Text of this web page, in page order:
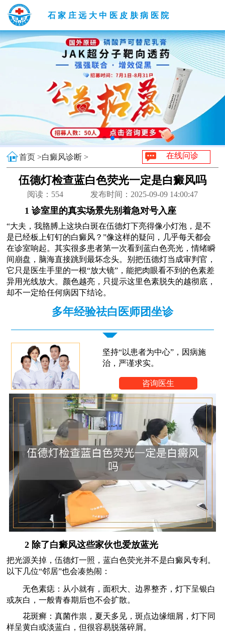
石家庄远大中医皮肤病医院
首页 >白癜风诊断 > 在线问诊
伍德灯检查蓝白色荧光一定是白癜风吗
阅读： 554 发布时间：2025-09-09 14:00:47
1 诊室里的真实场景先别着急对号入座
“大夫，我胳膊上这块白斑在伍德灯下亮得像小灯泡，是不
是已经板上钉钉的白癜风？”像这样的疑问，几乎每天都会
在诊室响起。其实很多患者第一次看到蓝白色亮光，情绪瞬
间崩盘，脑海直接跳到最坏念头。别把伍德灯当成审判官，
它只是医生手里的一根“放大镜”，能把肉眼看不到的色素差
异用光线放大。颜色越亮，只提示这里色素脱失的越彻底，
却不一定给任何病因下结论。
多年经验祛白医师团坐诊
坚持“以患者为中心”，因病施
治，严谨求实。
咨询医生
2 除了白癜风这些家伙也爱放蓝光
把光源关掉，伍德灯一照，蓝白色荧光并不是白癜风专利。
以下几位“邻居”也会凑热闹：
无色素痣：从小就有，面积大、边界整齐，灯下呈银白
或灰白，一般青春期后也不会扩散。
花斑癣：真菌作祟，夏天多见，斑点边缘细屑，灯下同
样呈黄白或淡蓝白，但很容易脱落碎屑。